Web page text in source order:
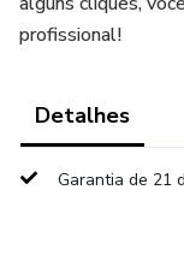
profissional!
Detalhes
Garantia de 21